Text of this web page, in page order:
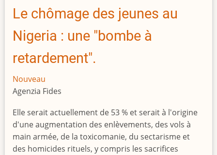
l'Afrique
Le chômage des jeunes au
Nigeria : une "bombe à
retardement".
Nouveau
Agenzia Fides
Elle serait actuellement de 53 % et serait à l'origine
d'une augmentation des enlèvements, des vols à
main armée, de la toxicomanie, du sectarisme et
des homicides rituels, y compris les sacrifices